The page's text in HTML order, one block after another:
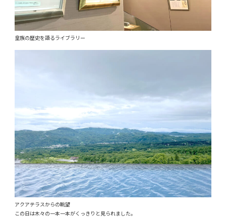
皇族の歴史を語るライブラリー
アクアテラスからの眺望
この日は木々の一本一本がくっきりと見られました。